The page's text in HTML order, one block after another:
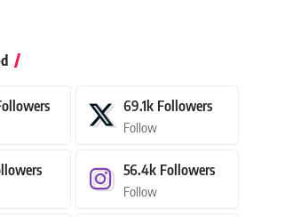
69.1k Followers
Follow
56.4k Followers
Follow